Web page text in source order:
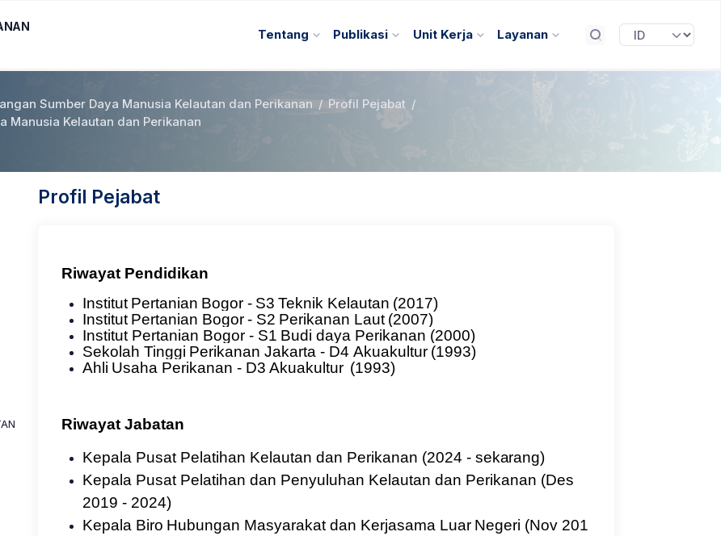
Tentang Publikasi Unit Kerja Layanan
Sumber Daya Manusia Kelautan dan Perikanan / Profil Pejabat /
Manusia Kelautan dan Perikanan
Profil Pejabat
Riwayat Pendidikan
Institut Pertanian Bogor - S3 Teknik Kelautan (2017)
Institut Pertanian Bogor - S2 Perikanan Laut (2007)
Institut Pertanian Bogor - S1 Budi daya Perikanan (2000)
Sekolah Tinggi Perikanan Jakarta - D4 Akuakultur (1993)
Ahli Usaha Perikanan - D3 Akuakultur (1993)
Riwayat Jabatan
Kepala Pusat Pelatihan Kelautan dan Perikanan (2024 - sekarang)
Kepala Pusat Pelatihan dan Penyuluhan Kelautan dan Perikanan (Des
2019 - 2024)
Kepala Biro Hubungan Masyarakat dan Kerjasama Luar Negeri (Nov 201